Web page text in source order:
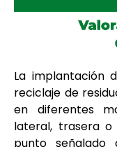
La implantación
reciclaje de
en diferentes
lateral, trasera
punto